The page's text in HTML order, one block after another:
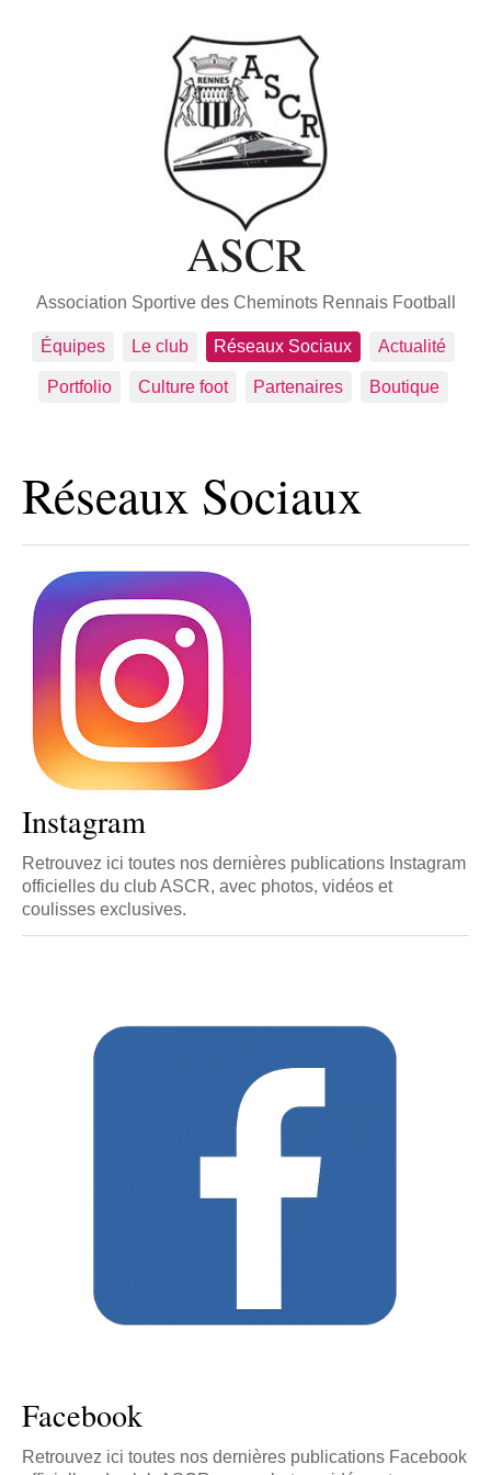
ASCR
Association Sportive des Cheminots Rennais Football
Équipes Le club Réseaux Sociaux Actualité
Portfolio Culture foot Partenaires Boutique
Réseaux Sociaux
Instagram
Retrouvez ici toutes nos dernières publications Instagram
officielles du club ASCR, avec photos, vidéos et
coulisses exclusives.
Facebook
Retrouvez ici toutes nos dernières publications Facebook